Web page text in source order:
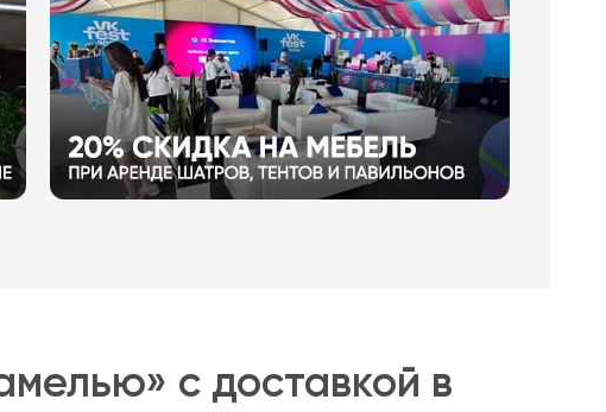
с доставкой в